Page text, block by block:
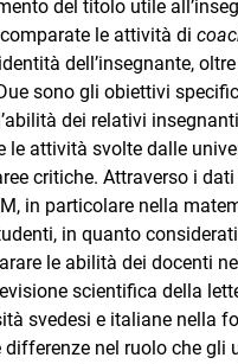
del titolo utile
le attività di
dell’insegnante,
sono gli obiettivi
dei relativi
le attività svolte dalle
critiche. Attraverso i
in particolare nella
in quanto
le abilità dei docenti
scientifica della
svedesi e italiane nella
nel ruolo che gli